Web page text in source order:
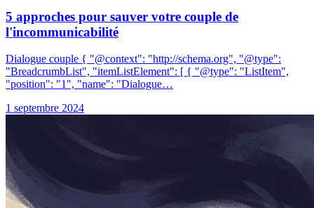
5 approches pour sauver votre couple de
l'incommunicabilité
Dialogue couple { "@context": "http://schema.org", "@type":
"BreadcrumbList", "itemListElement": [ { "@type": "ListItem",
"position": "1", "name": "Dialogue…
1 septembre 2024